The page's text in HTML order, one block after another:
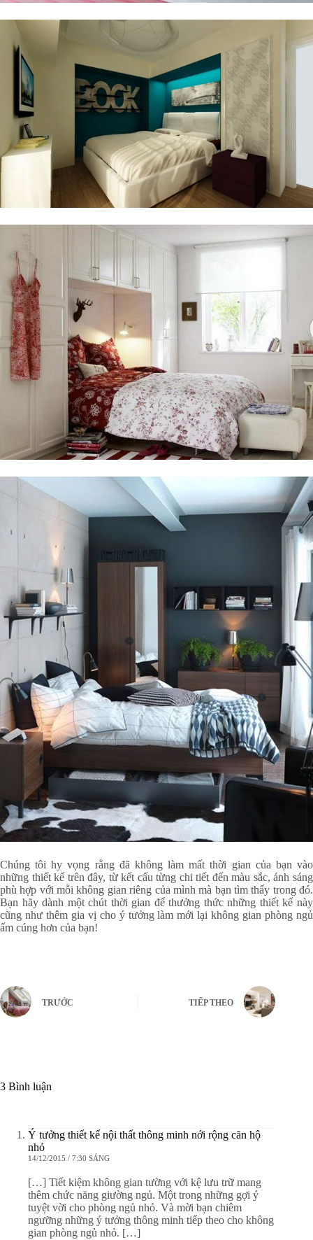
Chúng tôi hy vọng rằng đã không làm mất thời gian của bạn vào
những thiết kế trên đây, từ kết cấu từng chi tiết đến màu sắc, ánh sáng
phù hợp với mỗi không gian riêng của mình mà bạn tìm thấy trong đó.
Bạn hãy dành một chút thời gian để thưởng thức những thiết kế này
cũng như thêm gia vị cho ý tưởng làm mới lại không gian phòng ngủ
ấm cúng hơn của bạn!
TRƯỚC TIẾP THEO
3 Bình luận
Ý tưởng thiết kế nội thất thông minh nới rộng căn hộ
nhỏ
14/12/2015 / 7:30 SÁNG
[…] Tiết kiệm không gian tường với kệ lưu trữ mang
thêm chức năng giường ngủ. Một trong những gợi ý
tuyệt vời cho phòng ngủ nhỏ. Và mời bạn chiêm
ngưỡng những ý tưởng thông minh tiếp theo cho không
gian phòng ngủ nhỏ. […]